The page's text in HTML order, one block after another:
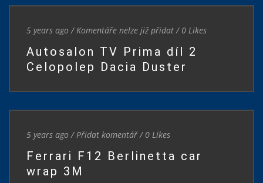
5 years ago / Komentáře nelze již přidat / 0 Likes
Autosalon TV Prima díl 2
Celopolep Dacia Duster
5 years ago / Přidat komentář/ 0 Likes
Ferrari F12 Berlinetta car
wrap 3M